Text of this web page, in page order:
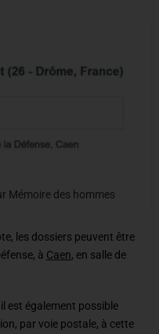
Mémoire des hommes
les dossiers peuvent être
à Caen, en salle de
est également possible
par voie postale, à cette